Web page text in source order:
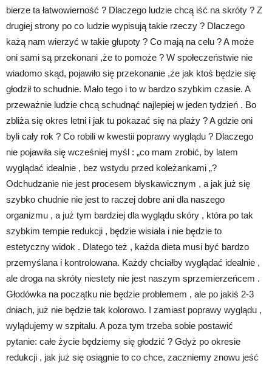
bierze ta łatwowierność ? Dlaczego ludzie chcą iść na skróty ? Z
drugiej strony po co ludzie wypisują takie rzeczy ? Dlaczego
każą nam wierzyć w takie głupoty ? Co mają na celu ? A może
oni sami są przekonani ,że to pomoże ? W społeczeństwie nie
wiadomo skąd, pojawiło się przekonanie ,że jak ktoś będzie się
głodził to schudnie. Mało tego i to w bardzo szybkim czasie. A
przeważnie ludzie chcą schudnąć najlepiej w jeden tydzień . Bo
zbliża się okres letni i jak tu pokazać się na plaży ? A gdzie oni
byli cały rok ? Co robili w kwestii poprawy wyglądu ? Dlaczego
nie pojawiła się wcześniej myśl : „co mam zrobić, by latem
wyglądać idealnie , bez wstydu przed koleżankami „?
Odchudzanie nie jest procesem błyskawicznym , a jak już się
szybko chudnie nie jest to raczej dobre ani dla naszego
organizmu , a już tym bardziej dla wyglądu skóry , która po tak
szybkim tempie redukcji , będzie wisiała i nie będzie to
estetyczny widok . Dlatego też , każda dieta musi być bardzo
przemyślana i kontrolowana. Każdy chciałby wyglądać idealnie ,
ale droga na skróty niestety nie jest naszym sprzemierzeńcem .
Głodówka na początku nie będzie problemem , ale po jakiś 2-3
dniach, już nie będzie tak kolorowo. I zamiast poprawy wyglądu ,
wylądujemy w szpitalu. A poza tym trzeba sobie postawić
pytanie: całe życie będziemy się głodzić ? Gdyż po okresie
redukcji , jak już się osiągnie to co chce, zaczniemy znowu jeść